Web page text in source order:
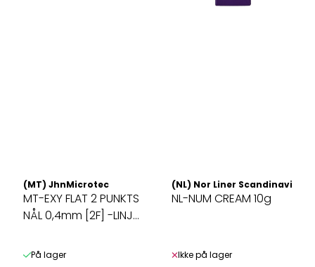
(MT) JhnMicrotec
MT-EXY FLAT 2 PUNKTS
NÅL 0,4mm [2F] -LINJE
På lager
(NL) Nor Liner Scandinavia AS
NL-NUM CREAM 10g
Ikke på lager